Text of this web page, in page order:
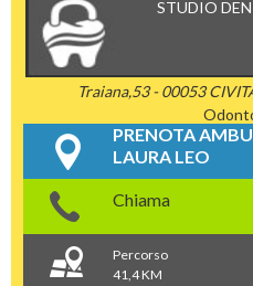
STUDIO
Traiana,53 - 00053
PRENOTA
LAURA LEO
Chiama
Percorso
41,4 KM